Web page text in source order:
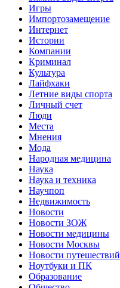
Игры
Импортозамещение
Интернет
Истории
Компании
Криминал
Культура
Лайфхаки
Летние виды спорта
Личный счет
Люди
Места
Мнения
Мода
Народная медицина
Наука
Наука и техника
Научпоп
Недвижимость
Новости
Новости ЗОЖ
Новости медицины
Новости Москвы
Новости путешествий
Ноутбуки и ПК
Образование